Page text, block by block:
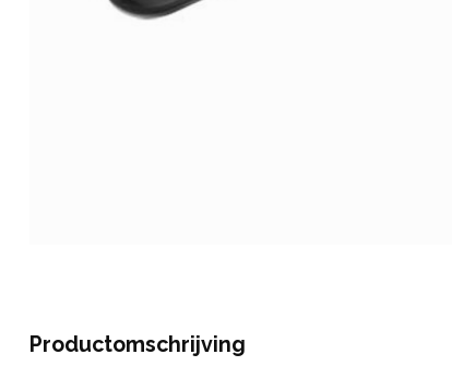
Productomschrijving